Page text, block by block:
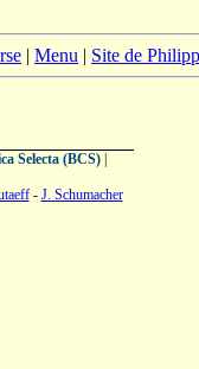
| Menu | Site de
Selecta (BCS)|
- J. Schumacher